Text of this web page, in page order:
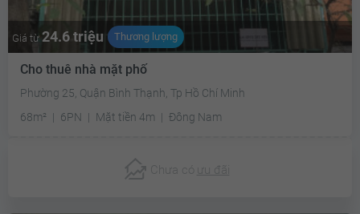
Giá từ 24.6 triệu Thương lượng
Cho thuê nhà mặt phố
Phường 25, Quận Bình Thạnh, Tp Hồ Chí Minh
68m²
6PN Mặt tiền 4m Đông Nam
Chưa có ưu đãi